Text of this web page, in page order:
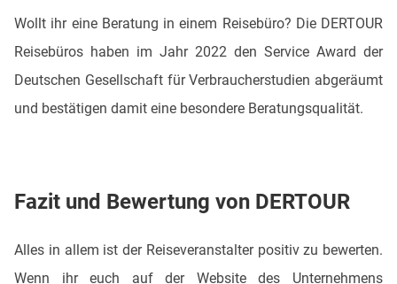
Wollt ihr eine Beratung in einem Reisebüro? Die DERTOUR
Reisebüros haben im Jahr 2022 den Service Award der
Deutschen Gesellschaft für Verbraucherstudien abgeräumt
und bestätigen damit eine besondere Beratungsqualität.
Fazit und Bewertung von DERTOUR
Alles in allem ist der Reiseveranstalter positiv zu bewerten.
Wenn ihr euch auf der Website des Unternehmens